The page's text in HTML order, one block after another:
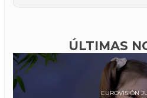
ÚLTIMAS
EUROVISIÓN